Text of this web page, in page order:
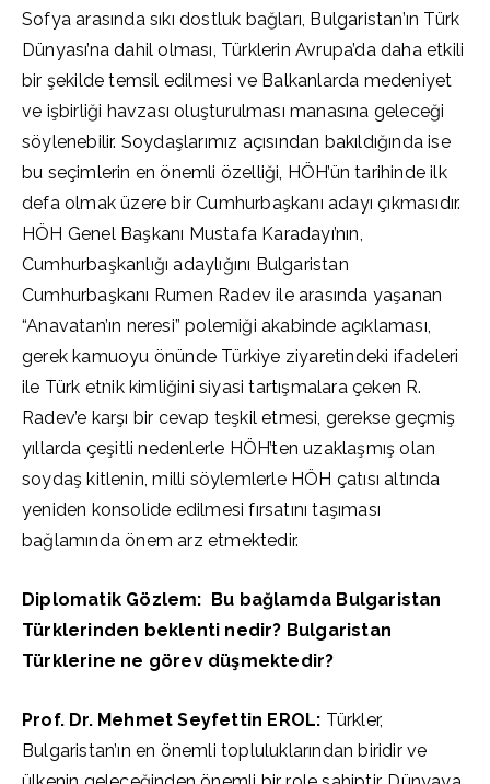
Sofya arasında sıkı dostluk bağları, Bulgaristan’ın Türk
Dünyası’na dahil olması, Türklerin Avrupa’da daha etkili
bir şekilde temsil edilmesi ve Balkanlarda medeniyet
ve işbirliği havzası oluşturulması manasına geleceği
söylenebilir. Soydaşlarımız açısından bakıldığında ise
bu seçimlerin en önemli özelliği, HÖH’ün tarihinde ilk
defa olmak üzere bir Cumhurbaşkanı adayı çıkmasıdır.
HÖH Genel Başkanı Mustafa Karadayı’nın,
Cumhurbaşkanlığı adaylığını Bulgaristan
Cumhurbaşkanı Rumen Radev ile arasında yaşanan
“Anavatan’ın neresi” polemiği akabinde açıklaması,
gerek kamuoyu önünde Türkiye ziyaretindeki ifadeleri
ile Türk etnik kimliğini siyasi tartışmalara çeken R.
Radev’e karşı bir cevap teşkil etmesi, gerekse geçmiş
yıllarda çeşitli nedenlerle HÖH’ten uzaklaşmış olan
soydaş kitlenin, milli söylemlerle HÖH çatısı altında
yeniden konsolide edilmesi fırsatını taşıması
bağlamında önem arz etmektedir.
Diplomatik Gözlem: Bu bağlamda Bulgaristan
Türklerinden beklenti nedir? Bulgaristan
Türklerine ne görev düşmektedir?
Prof. Dr. Mehmet Seyfettin EROL: Türkler,
Bulgaristan’ın en önemli topluluklarından biridir ve